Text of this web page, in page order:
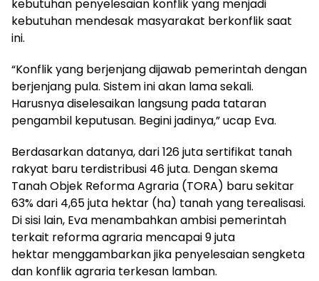
kebutuhan penyelesaian konflik yang menjadi
kebutuhan mendesak masyarakat berkonflik saat
ini.
“Konflik yang berjenjang dijawab pemerintah dengan
berjenjang pula. Sistem ini akan lama sekali.
Harusnya diselesaikan langsung pada tataran
pengambil keputusan. Begini jadinya,” ucap Eva.
Berdasarkan datanya, dari 126 juta sertifikat tanah
rakyat baru terdistribusi 46 juta. Dengan skema
Tanah Objek Reforma Agraria (TORA) baru sekitar
63% dari 4,65 juta hektar (ha) tanah yang terealisasi.
Di sisi lain, Eva menambahkan ambisi pemerintah
terkait reforma agraria mencapai 9 juta
hektar menggambarkan jika penyelesaian sengketa
dan konflik agraria terkesan lamban.